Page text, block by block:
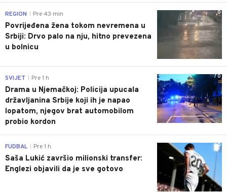
0
REGION Pre 43 min
Povrijeđena žena tokom nevremena u
Srbiji: Drvo palo na nju, hitno prevezena
u bolnicu
0
SVIJET Pre 1 h
Drama u Njemačkoj: Policija upucala
državljanina Srbije koji ih je napao
lopatom, njegov brat automobilom
probio kordon
0
FUDBAL Pre 1 h
Saša Lukić završio milionski transfer:
Englezi objavili da je sve gotovo